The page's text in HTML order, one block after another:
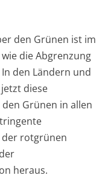
den Grünen ist im
die Abgrenzung
den Ländern und
diese
Grünen in allen
rotgrünen
heraus.